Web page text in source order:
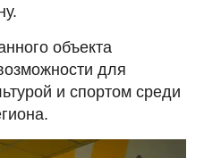
объекта
для
и спортом среди